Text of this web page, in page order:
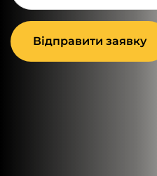
Відправити заявку